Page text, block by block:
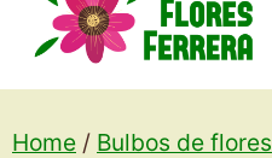
Home / Bulbos de flores